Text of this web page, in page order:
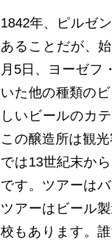
1842年、ピルゼ
あることだが、
月5日、ヨーゼフ
いた他の種類の
しいビ­ールのカ
この醸造所は観
では13世紀末か
です。ツアーは
ツアー­はビール
校もあります。